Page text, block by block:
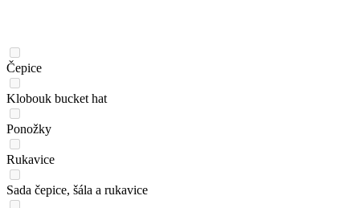
Čepice
Klobouk bucket hat
Ponožky
Rukavice
Sada čepice, šála a rukavice